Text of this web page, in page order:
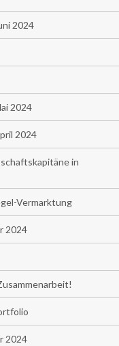
2024
2024
2024
in
Vermarktung
2024
2024